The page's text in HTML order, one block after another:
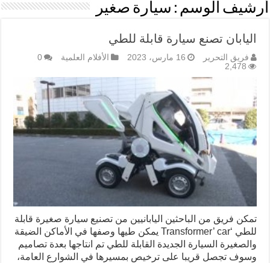
أرشيف الوسم : سيارة صغير
اليابان تصنع سيارة قابلة للطي
فريق التحرير 16 مارس، 2023 الأفلام العلمية
0
2,478
تمكن فريق من الباحثين اليابانيين من تصنيع سيارة صغيرة قابلة
للطي ‘Transformer’ car يمكن طيها وصفها في الأماكن الضيقة
والصغيرة السيارة الجديدة القابلة للطي تم انتاجها بعدة تصاميم
وسوف تجصل قريبا على ترخيص بمسيرها في الشوارع العامة،